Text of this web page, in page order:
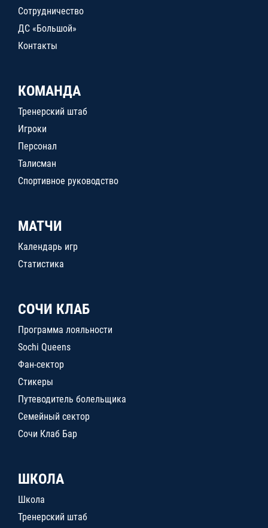
Сотрудничество
ДС «Большой»
Контакты
КОМАНДА
Тренерский штаб
Игроки
Персонал
Талисман
Спортивное руководство
МАТЧИ
Календарь игр
Статистика
СОЧИ КЛАБ
Программа лояльности
Sochi Queens
Фан-сектор
Стикеры
Путеводитель болельщика
Семейный сектор
Сочи Клаб Бар
ШКОЛА
Школа
Тренерский штаб